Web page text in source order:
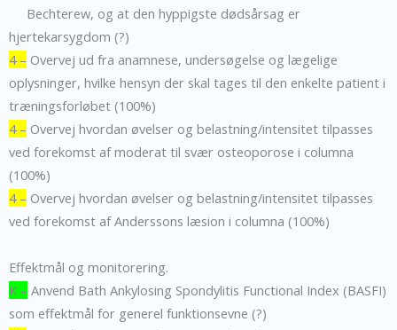
Bechterew, og at den hyppigste dødsårsag er
hjertekarsygdom (?)
4 – Overvej ud fra anamnese, undersøgelse og lægelige
oplysninger, hvilke hensyn der skal tages til den enkelte patient i
træningsforløbet (100%)
4 – Overvej hvordan øvelser og belastning/intensitet tilpasses
ved forekomst af moderat til svær osteoporose i columna
(100%)
4 – Overvej hvordan øvelser og belastning/intensitet tilpasses
ved forekomst af Anderssons læsion i columna (100%)
Effektmål og monitorering.
K – Anvend Bath Ankylosing Spondylitis Functional Index (BASFI)
som effektmål for generel funktionsevne (?)